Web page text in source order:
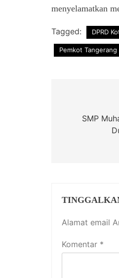
menyelamatkan
Tagged: DPRD
Pemkot Tangerang
SMP
Alamat email
Komentar *